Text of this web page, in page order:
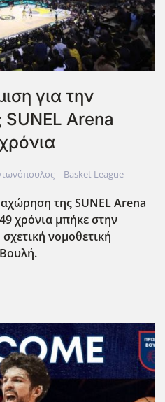
για την
Arena
| Basket League
της SUNEL Arena
χρόνια μπήκε στην
νομοθετική